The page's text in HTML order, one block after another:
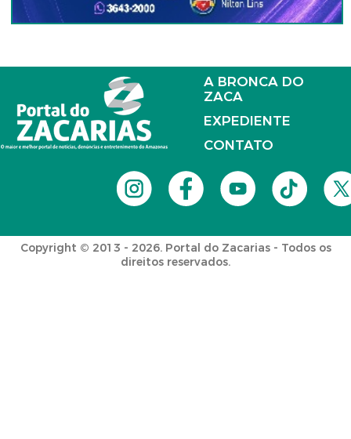
A BRONCA DO
ZACA
EXPEDIENTE
CONTATO
Copyright © 2013 - 2026. Portal do Zacarias - Todos os
direitos reservados.